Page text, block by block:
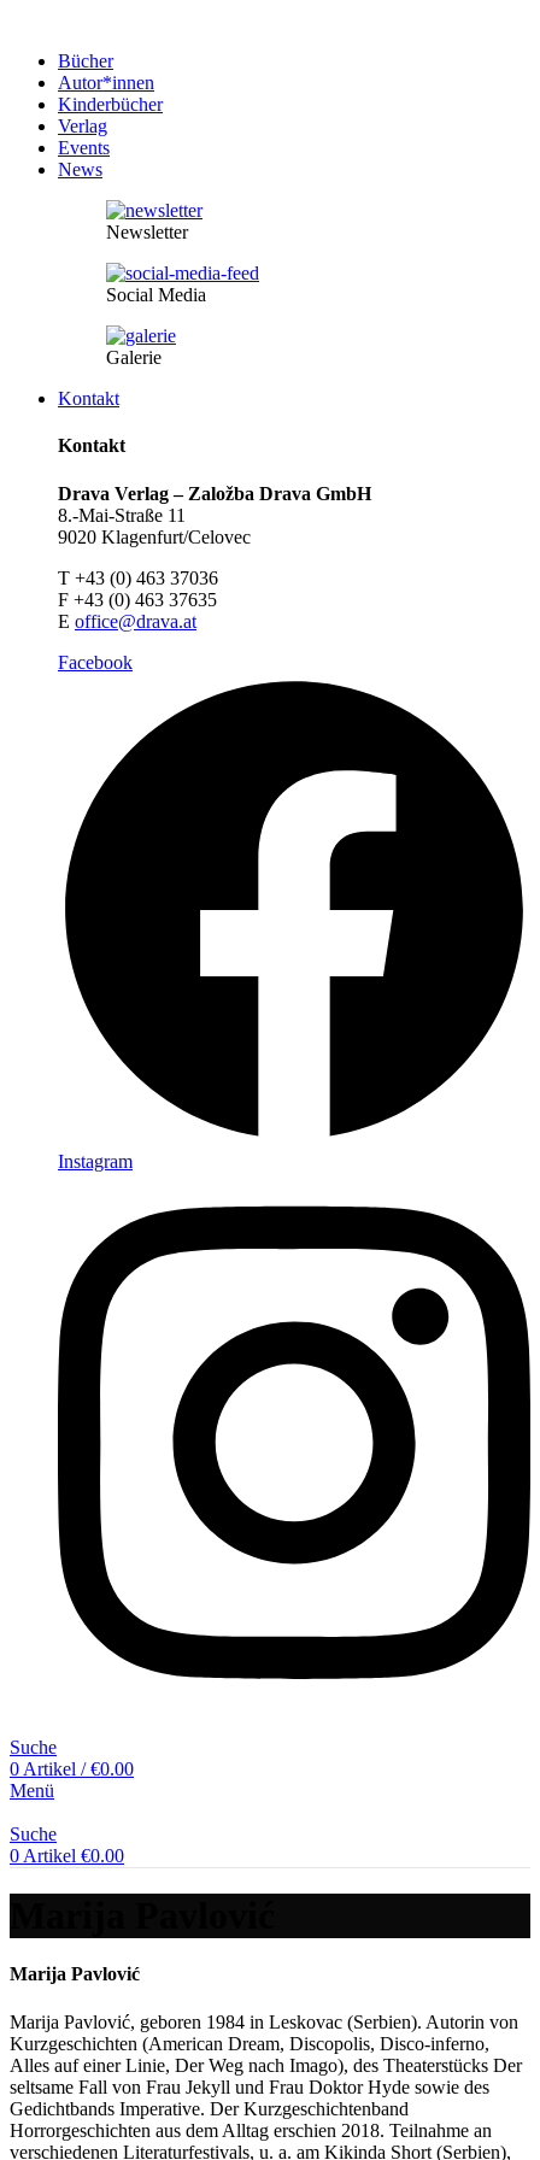
Bücher
Autor*innen
Kinderbücher
Verlag
Events
News
Newsletter
Social Media
Galerie
Kontakt
Kontakt
Drava Verlag – Založba Drava GmbH
8.-Mai-Straße 11
9020 Klagenfurt/Celovec
T +43 (0) 463 37036
F +43 (0) 463 37635
E office@drava.at
Facebook
Instagram
Suche
0 Artikel / €0.00
Menü
Suche
0 Artikel €0.00
Marija Pavlović
Marija Pavlović, geboren 1984 in Leskovac (Serbien). Autorin von
Kurzgeschichten (American Dream, Discopolis, Disco-inferno,
Alles auf einer Linie, Der Weg nach Imago), des Theaterstücks Der
seltsame Fall von Frau Jekyll und Frau Doktor Hyde sowie des
Gedichtbands Imperative. Der Kurzgeschichtenband
Horrorgeschichten aus dem Alltag erschien 2018. Teilnahme an
verschiedenen Literaturfestivals, u. a. am Kikinda Short (Serbien),